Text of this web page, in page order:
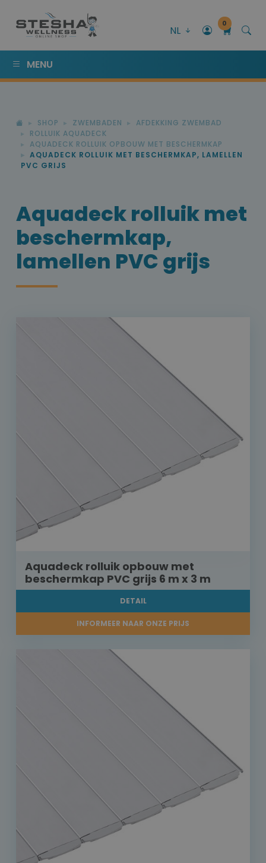
NL
0
MENU
SHOP ZWEMBADEN
AFDEKKING ZWEMBAD
ROLLUIK AQUADECK
AQUADECK ROLLUIK OPBOUW MET BESCHERMKAP
AQUADECK ROLLUIK MET BESCHERMKAP, LAMELLEN
PVC GRIJS
Aquadeck rolluik met
beschermkap,
lamellen PVC grijs
Aquadeck rolluik opbouw met
beschermkap PVC grijs 6 m x 3 m
DETAIL
INFORMEER NAAR ONZE PRIJS